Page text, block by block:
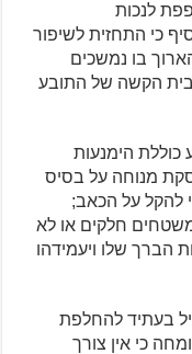
חופפת לנכות
כי התחזית לשיפור
בו נמשכים
הקשה של התובע
כוללת הימנעות
הפסקת מנוחה על בסיס
כל 45 דקות כדי להקל על הכאב;
חלקים או לא
הברך שלו ויעמידהו
בעתיד להחלפת
כי אין צורך